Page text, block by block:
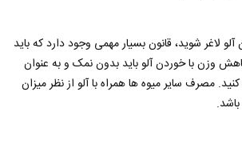
لاغر شوید، قانون بسیار مهمی وجود دارد که باید
وزن با خوردن آلو باید بدون نمک و به عنوان
مصرف سایر میوه ها همراه با آلو از نظر میزان